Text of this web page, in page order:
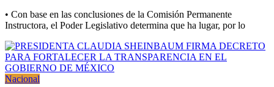
• Con base en las conclusiones de la Comisión Permanente
Instructora, el Poder Legislativo determina que ha lugar, por lo
Nacional